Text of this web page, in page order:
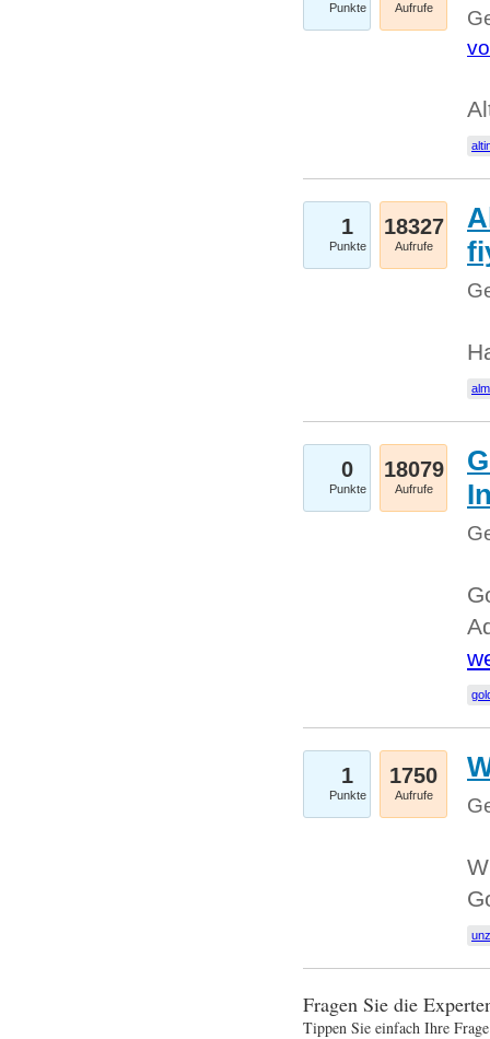
Punkte Aufrufe
1
Punkte
18327
Aufrufe
0
Punkte
18079
Aufrufe
1
Punkte
1750
Aufrufe
Fragen Sie die
Tippen Sie einfach Ihre